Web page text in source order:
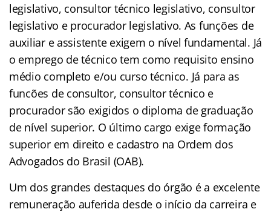
legislativo, consultor técnico legislativo, consultor
legislativo e procurador legislativo. As funções de
auxiliar e assistente exigem o nível fundamental. Já
o emprego de técnico tem como requisito ensino
médio completo e/ou curso técnico. Já para as
funcões de consultor, consultor técnico e
procurador são exigidos o diploma de graduação
de nível superior. O último cargo exige formação
superior em direito e cadastro na Ordem dos
Advogados do Brasil (OAB).
Um dos grandes destaques do órgão é a excelente
remuneração auferida desde o início da carreira e